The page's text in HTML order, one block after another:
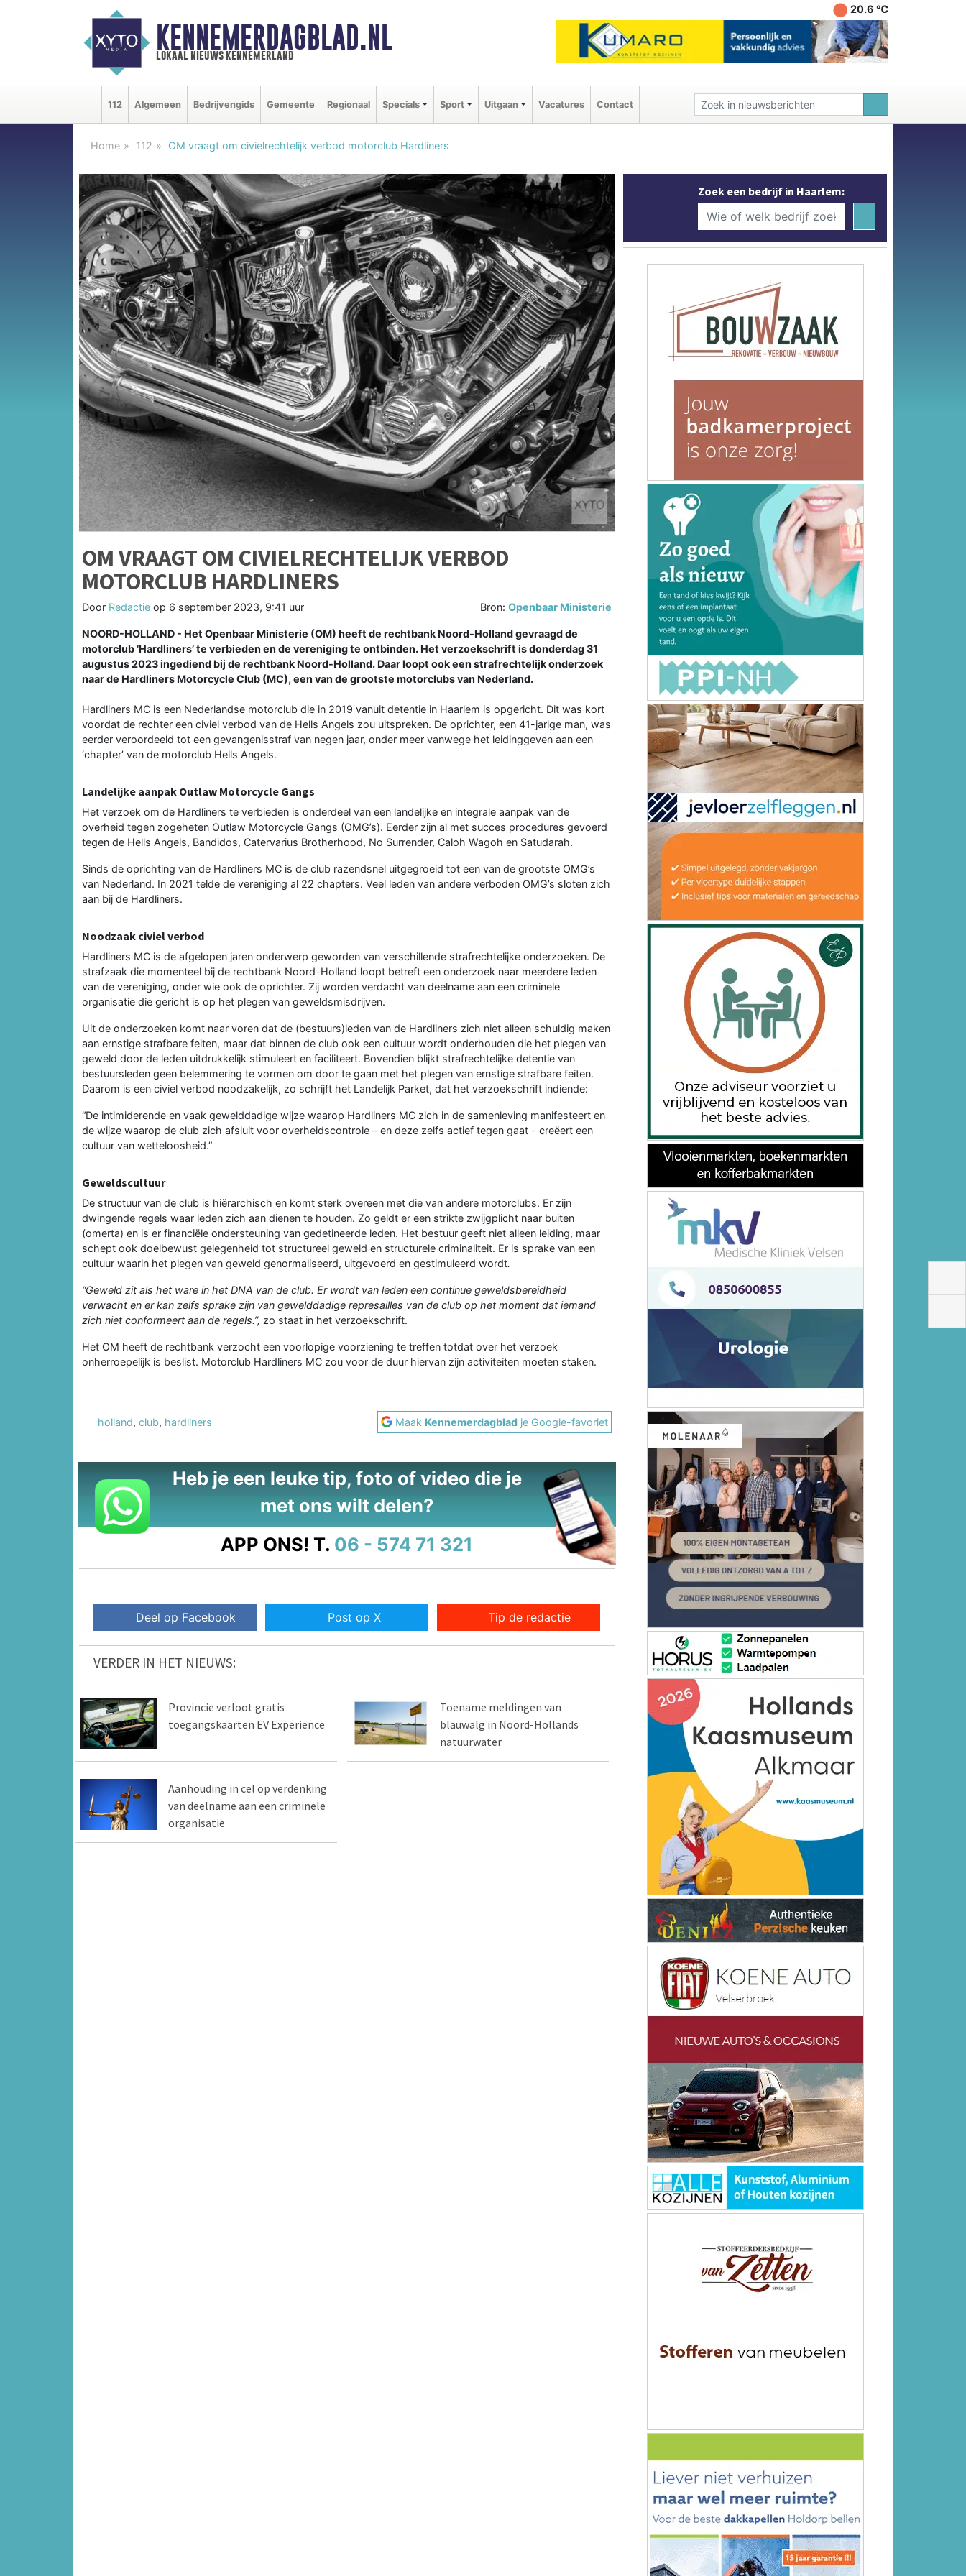
KENNEMERDAGBLAD.NL
lokaal nieuws kennemerland
20.6 ℃
112 Algemeen Bedrijvengids Gemeente Regionaal Specials Sport Uitgaan Vacatures Contact
Home 112 OM vraagt om civielrechtelijk verbod motorclub Hardliners
OM VRAAGT OM CIVIELRECHTELIJK VERBOD
MOTORCLUB HARDLINERS
Door Redactie op 6 september 2023, 9:41 uur Bron:Openbaar Ministerie
NOORD-HOLLAND - Het Openbaar Ministerie (OM) heeft de rechtbank Noord-Holland gevraagd de
motorclub ‘Hardliners’ te verbieden en de vereniging te ontbinden. Het verzoekschrift is donderdag 31
augustus 2023 ingediend bij de rechtbank Noord-Holland. Daar loopt ook een strafrechtelijk onderzoek
naar de Hardliners Motorcycle Club (MC), een van de grootste motorclubs van Nederland.
Hardliners MC is een Nederlandse motorclub die in 2019 vanuit detentie in Haarlem is opgericht. Dit was kort
voordat de rechter een civiel verbod van de Hells Angels zou uitspreken. De oprichter, een 41-jarige man, was
eerder veroordeeld tot een gevangenisstraf van negen jaar, onder meer vanwege het leidinggeven aan een
‘chapter’ van de motorclub Hells Angels.
Landelijke aanpak Outlaw Motorcycle Gangs
Het verzoek om de Hardliners te verbieden is onderdeel van een landelijke en integrale aanpak van de
overheid tegen zogeheten Outlaw Motorcycle Gangs (OMG’s). Eerder zijn al met succes procedures gevoerd
tegen de Hells Angels, Bandidos, Catervarius Brotherhood, No Surrender, Caloh Wagoh en Satudarah.
Sinds de oprichting van de Hardliners MC is de club razendsnel uitgegroeid tot een van de grootste OMG’s
van Nederland. In 2021 telde de vereniging al 22 chapters. Veel leden van andere verboden OMG’s sloten zich
aan bij de Hardliners.
Noodzaak civiel verbod
Hardliners MC is de afgelopen jaren onderwerp geworden van verschillende strafrechtelijke onderzoeken. De
strafzaak die momenteel bij de rechtbank Noord-Holland loopt betreft een onderzoek naar meerdere leden
van de vereniging, onder wie ook de oprichter. Zij worden verdacht van deelname aan een criminele
organisatie die gericht is op het plegen van geweldsmisdrijven.
Uit de onderzoeken komt naar voren dat de (bestuurs)leden van de Hardliners zich niet alleen schuldig maken
aan ernstige strafbare feiten, maar dat binnen de club ook een cultuur wordt onderhouden die het plegen van
geweld door de leden uitdrukkelijk stimuleert en faciliteert. Bovendien blijkt strafrechtelijke detentie van
bestuursleden geen belemmering te vormen om door te gaan met het plegen van ernstige strafbare feiten.
Daarom is een civiel verbod noodzakelijk, zo schrijft het Landelijk Parket, dat het verzoekschrift indiende:
“De intimiderende en vaak gewelddadige wijze waarop Hardliners MC zich in de samenleving manifesteert en
de wijze waarop de club zich afsluit voor overheidscontrole – en deze zelfs actief tegen gaat - creëert een
cultuur van wetteloosheid.”
Geweldscultuur
De structuur van de club is hiërarchisch en komt sterk overeen met die van andere motorclubs. Er zijn
dwingende regels waar leden zich aan dienen te houden. Zo geldt er een strikte zwijgplicht naar buiten
(omerta) en is er financiële ondersteuning van gedetineerde leden. Het bestuur geeft niet alleen leiding, maar
schept ook doelbewust gelegenheid tot structureel geweld en structurele criminaliteit. Er is sprake van een
cultuur waarin het plegen van geweld genormaliseerd, uitgevoerd en gestimuleerd wordt.
“Geweld zit als het ware in het DNA van de club. Er wordt van leden een continue geweldsbereidheid
verwacht en er kan zelfs sprake zijn van gewelddadige represailles van de club op het moment dat iemand
zich niet conformeert aan de regels.”, zo staat in het verzoekschrift.
Het OM heeft de rechtbank verzocht een voorlopige voorziening te treffen totdat over het verzoek
onherroepelijk is beslist. Motorclub Hardliners MC zou voor de duur hiervan zijn activiteiten moeten staken.
holland, club, hardliners Maak Kennemerdagblad je Google-favoriet
Heb je een leuke tip, foto of video die je
met ons wilt delen?
APP ONS! T. 06 - 574 71 321
Deel op Facebook Post op X Tip de redactie
VERDER IN HET NIEUWS:
Provincie verloot gratis
toegangskaarten EV Experience
Toename meldingen van
blauwalg in Noord-Hollands
natuurwater
Aanhouding in cel op verdenking
van deelname aan een criminele
organisatie
Zoek een bedrijf in Haarlem: